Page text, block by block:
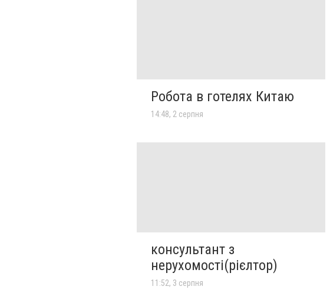
Робота в готелях Китаю
14:48, 2 серпня
консультант з
нерухомості(рієлтор)
11:52, 3 серпня